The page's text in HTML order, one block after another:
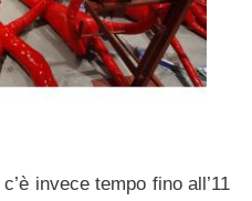
c’è invece tempo fino all’11